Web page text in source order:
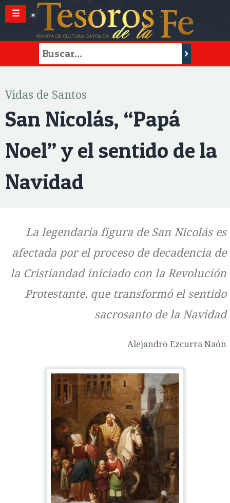
☰
Vidas de Santos
San Nicolás, “Papá
Noel” y el sentido de la
Navidad
La legendaria figura de San Nicolás es
afectada por el proceso de decadencia de
la Cristiandad iniciado con la Revolución
Protestante, que transformó el sentido
sacrosanto de la Navidad
Alejandro Ezcurra Naón